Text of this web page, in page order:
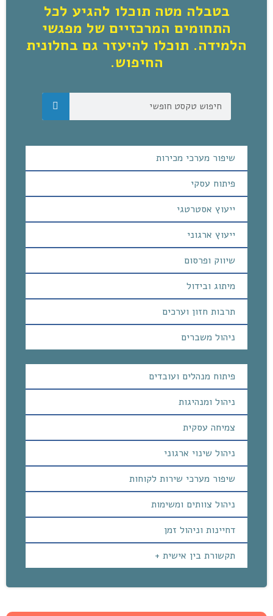
בטבלה מטה תוכלו להגיע לכל
התחומים המרכזיים של מפגשי
הלמידה. תוכלו להיעזר גם בחלונית
החיפוש.
שיפור מערכי מכירות
פיתוח עסקי
ייעוץ אסטרטגי
ייעוץ ארגוני
שיווק ופרסום
מיתוג ובידול
תרבות חזון וערכים
ניהול משברים
פיתוח מנהלים ועובדים
ניהול ומנהיגות
צמיחה עסקית
ניהול שינוי ארגוני
שיפור מערכי שירות לקוחות
ניהול צוותים ומשימות
דחיינות וניהול זמן
תקשורת בין אישית +